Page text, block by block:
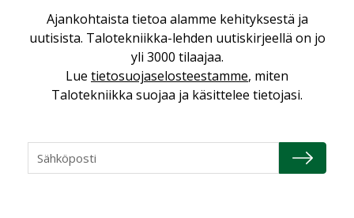
ENERGIA RAKENTAMINEN
TALOTEKNIIKKA VIHREÄSIIRTYMÄ
Lue lisää Katso kaikki
Ajankohtaista tietoa alamme kehityksestä ja
uutisista. Talotekniikka-lehden uutiskirjeellä on jo
yli 3000 tilaajaa.
Lue tietosuojaselosteestamme, miten
Talotekniikka suojaa ja käsittelee tietojasi.